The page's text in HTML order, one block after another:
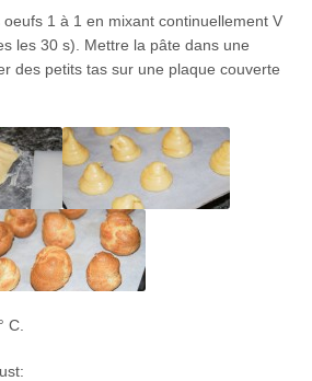
1 à 1 en mixant continuellement V
les 30 s). Mettre la pâte dans une
des petits tas sur une plaque couverte
C.